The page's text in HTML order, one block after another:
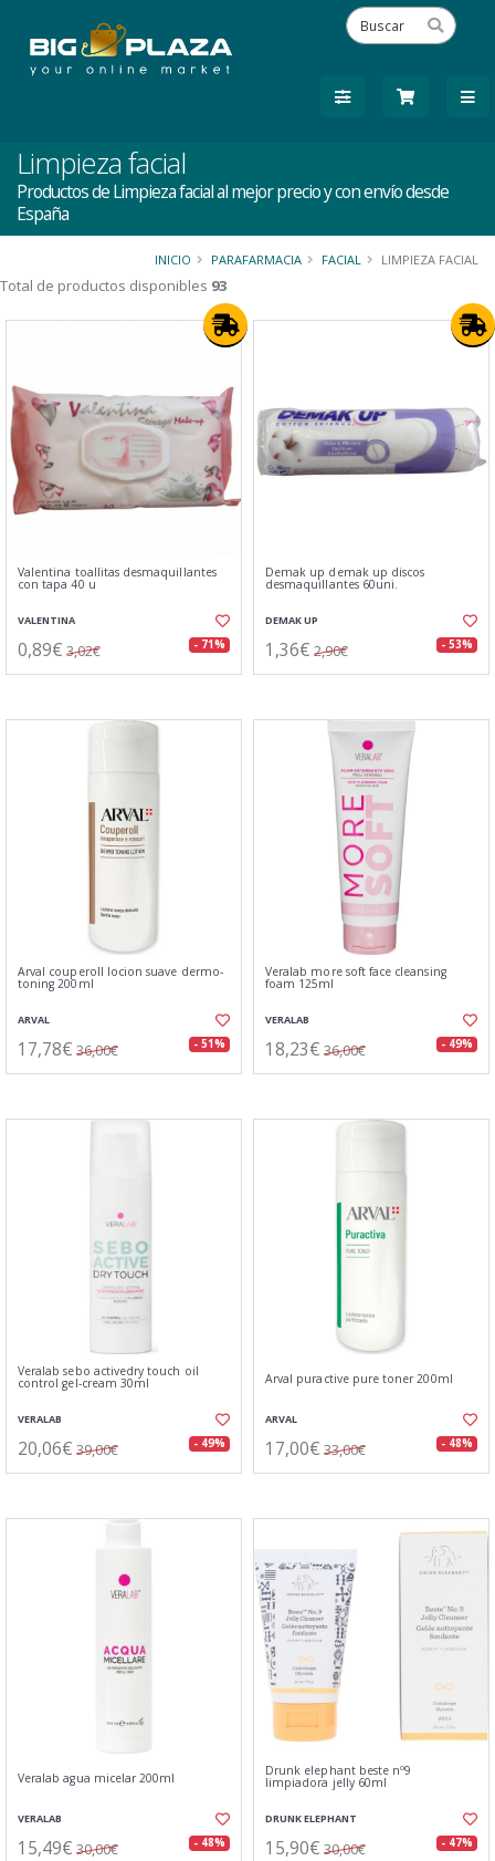
Limpieza facial
Productos de Limpieza facial al mejor precio y con envío desde
España
INICIO PARAFARMACIA FACIAL LIMPIEZA FACIAL
Total de productos disponibles 93
Valentina toallitas desmaquillantes
con tapa 40 u
VALENTINA
0,89€ 3,02€ - 71%
Demak up demak up discos
desmaquillantes 60uni.
DEMAK UP
1,36€ 2,90€ - 53%
Arval couperoll locion suave dermo-
toning 200ml
ARVAL
17,78€ 36,00€ - 51%
Veralab more soft face cleansing
foam 125ml
VERALAB
18,23€ 36,00€ - 49%
Veralab sebo activedry touch oil
control gel-cream 30ml
VERALAB
20,06€ 39,00€ - 49%
Arval puractive pure toner 200ml
ARVAL
17,00€ 33,00€ - 48%
Veralab agua micelar 200ml
VERALAB
15,49€ 30,00€ - 48%
Drunk elephant beste nº9
limpiadora jelly 60ml
DRUNK ELEPHANT
15,90€ 30,00€ - 47%